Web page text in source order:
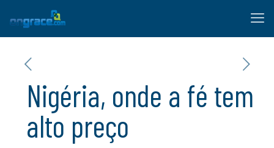
Nigéria, onde a fé tem
alto preço